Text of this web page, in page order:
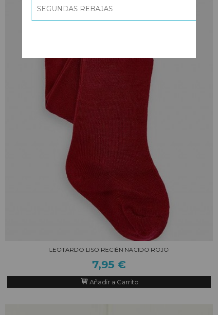
LEOTARDO LISO RECIÉN NACIDO ROJO
7,95 €
Añadir a Carrito
SEGUNDAS REBAJAS